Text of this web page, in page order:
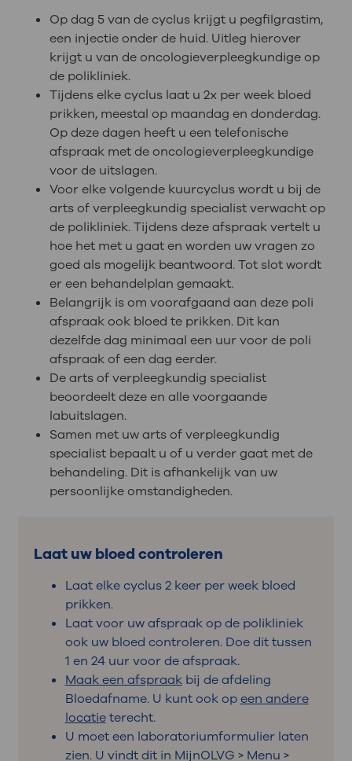
Op dag 5 van de cyclus krijgt u pegfilgrastim,
een injectie onder de huid. Uitleg hierover
krijgt u van de oncologieverpleegkundige op
de polikliniek.
Tijdens elke cyclus laat u 2x per week bloed
prikken, meestal op maandag en donderdag.
Op deze dagen heeft u een telefonische
afspraak met de oncologieverpleegkundige
voor de uitslagen.
Voor elke volgende kuurcyclus wordt u bij de
arts of verpleegkundig specialist verwacht op
de polikliniek. Tijdens deze afspraak vertelt u
hoe het met u gaat en worden uw vragen zo
goed als mogelijk beantwoord. Tot slot wordt
er een behandelplan gemaakt.
Belangrijk is om voorafgaand aan deze poli
afspraak ook bloed te prikken. Dit kan
dezelfde dag minimaal een uur voor de poli
afspraak of een dag eerder.
De arts of verpleegkundig specialist
beoordeelt deze en alle voorgaande
labuitslagen.
Samen met uw arts of verpleegkundig
specialist bepaalt u of u verder gaat met de
behandeling. Dit is afhankelijk van uw
persoonlijke omstandigheden.
Laat uw bloed controleren
Laat elke cyclus 2 keer per week bloed
prikken.
Laat voor uw afspraak op de polikliniek
ook uw bloed controleren. Doe dit tussen
1 en 24 uur voor de afspraak.
Maak een afspraakbij de afdeling
Bloedafname. U kunt ook opeen andere
locatieterecht.
U moet een laboratoriumformulier laten
zien. U vindt dit in MijnOLVG > Menu >